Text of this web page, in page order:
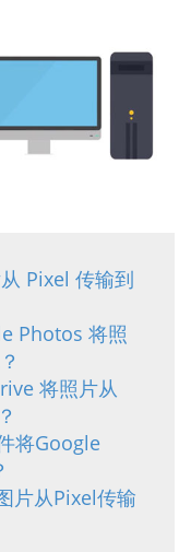
Pixel 传输到
Photos 将照
将照片从
将Google
片从Pixel传输